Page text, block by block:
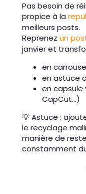
Pas besoin de
propice à la
meilleurs posts.
Reprenezun
janvier et
en
en astuce
en capsule
CapCut…)
💡 Astuce :
le recyclage
manière de
constamment